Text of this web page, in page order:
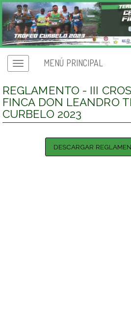
MENÚ PRINCIPAL
REGLAMENTO - III
FINCA DON LEANDRO
CURBELO 2023
DESCARGAR